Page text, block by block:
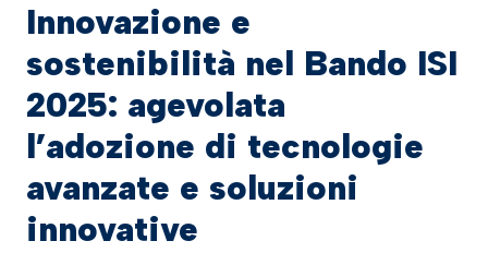
Innovazione e
sostenibilità nel Bando ISI
2025: agevolata
l’adozione di tecnologie
avanzate e soluzioni
innovative